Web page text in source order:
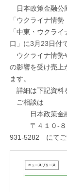
日本政策金融公
「ウクライナ情
「中東・ウクラ
口」に3月23日付
ウクライナ情勢
の影響を受け売上
ます。
詳細は下記資料
ご相談は
日本政策金融
〒４１０-８５
931-5282 にてご